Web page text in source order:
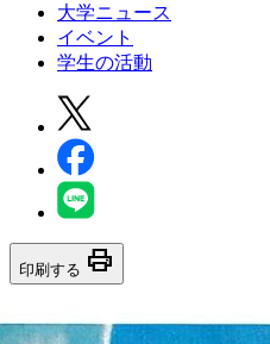
大学ニュース
イベント
学生の活動
印刷する print